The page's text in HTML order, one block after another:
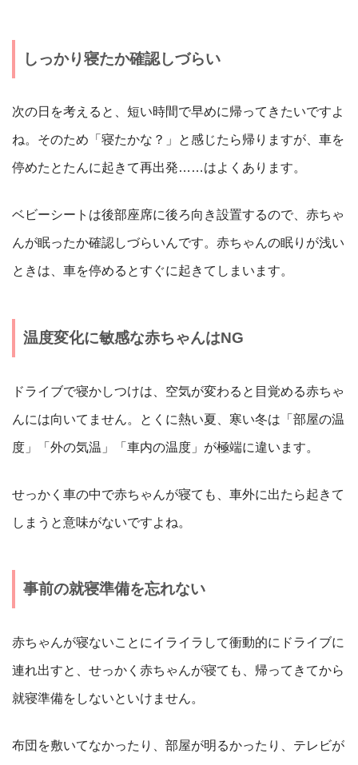
しっかり寝たか確認しづらい
次の日を考えると、短い時間で早めに帰ってきたいですよ
ね。そのため「寝たかな？」と感じたら帰りますが、車を
停めたとたんに起きて再出発……はよくあります。
ベビーシートは後部座席に後ろ向き設置するので、赤ちゃ
んが眠ったか確認しづらいんです。赤ちゃんの眠りが浅い
ときは、車を停めるとすぐに起きてしまいます。
温度変化に敏感な赤ちゃんはNG
ドライブで寝かしつけは、空気が変わると目覚める赤ちゃ
んには向いてません。とくに熱い夏、寒い冬は「部屋の温
度」「外の気温」「車内の温度」が極端に違います。
せっかく車の中で赤ちゃんが寝ても、車外に出たら起きて
しまうと意味がないですよね。
事前の就寝準備を忘れない
赤ちゃんが寝ないことにイライラして衝動的にドライブに
連れ出すと、せっかく赤ちゃんが寝ても、帰ってきてから
就寝準備をしないといけません。
布団を敷いてなかったり、部屋が明るかったり、テレビが